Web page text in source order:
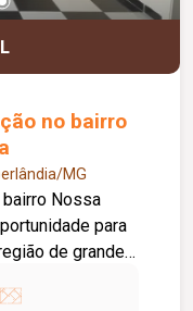
no bairro
MG
Nossa
para
de grande
mais